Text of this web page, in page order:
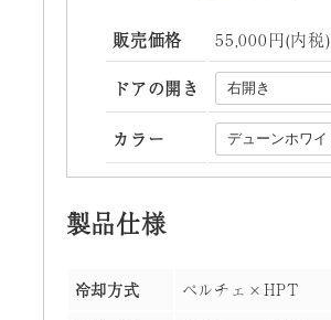
販売価格 55,000円(内税)
ドアの開き
カラー
製品仕様
冷却方式
ペルチェ×HPT